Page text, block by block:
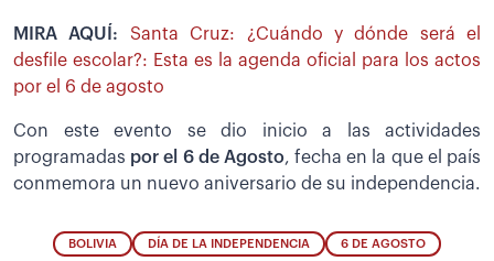
MIRA AQUÍ: Santa Cruz: ¿Cuándo y dónde será el
desfile escolar?: Esta es la agenda oficial para los actos
por el 6 de agosto
Con este evento se dio inicio a las actividades
programadas por el 6 de Agosto, fecha en la que el país
conmemora un nuevo aniversario de su independencia.
BOLIVIA DÍA DE LA INDEPENDENCIA 6 DE AGOSTO